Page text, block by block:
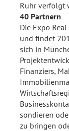
Ruhr verfolgt
40 Partnern
Die Expo
und findet
sich in
Finanziers,
sondieren
zu bringen